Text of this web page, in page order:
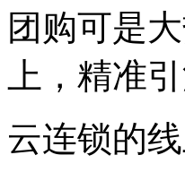
团购可是
上，精准
云连锁的